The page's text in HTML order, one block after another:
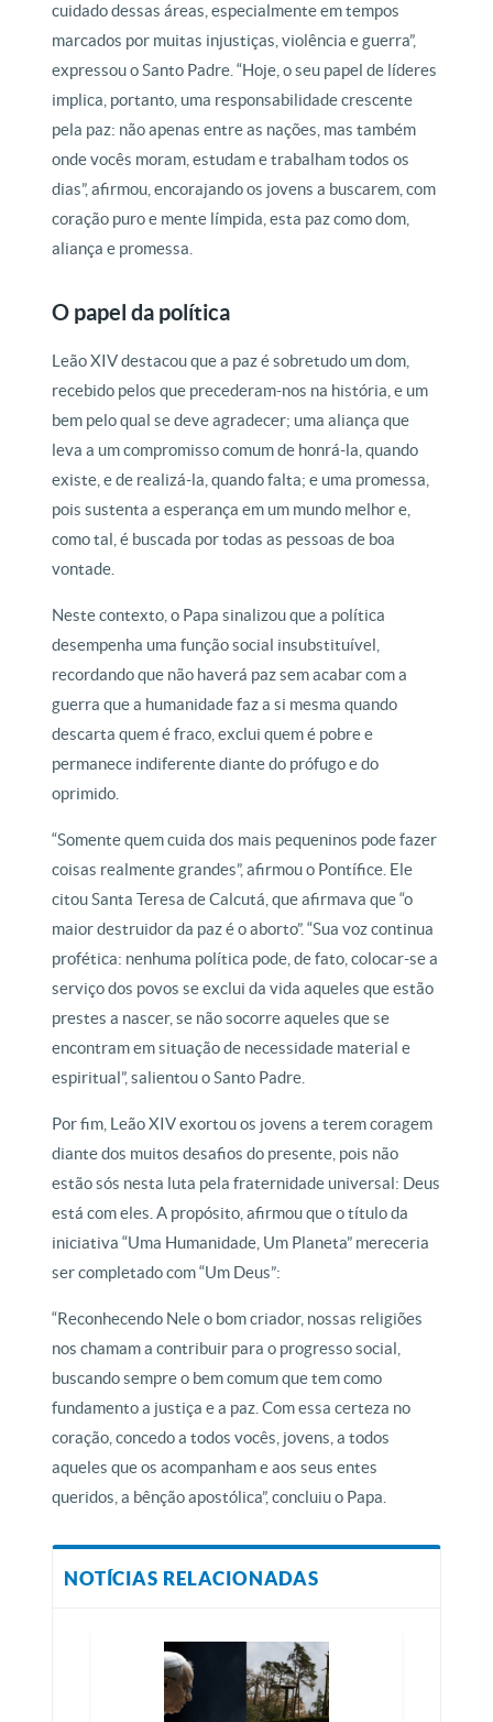
cuidado dessas áreas, especialmente em tempos
marcados por muitas injustiças, violência e guerra”,
expressou o Santo Padre. “Hoje, o seu papel de líderes
implica, portanto, uma responsabilidade crescente
pela paz: não apenas entre as nações, mas também
onde vocês moram, estudam e trabalham todos os
dias”, afirmou, encorajando os jovens a buscarem, com
coração puro e mente límpida, esta paz como dom,
aliança e promessa.
O papel da política
Leão XIV destacou que a paz é sobretudo um dom,
recebido pelos que precederam-nos na história, e um
bem pelo qual se deve agradecer; uma aliança que
leva a um compromisso comum de honrá-la, quando
existe, e de realizá-la, quando falta; e uma promessa,
pois sustenta a esperança em um mundo melhor e,
como tal, é buscada por todas as pessoas de boa
vontade.
Neste contexto, o Papa sinalizou que a política
desempenha uma função social insubstituível,
recordando que não haverá paz sem acabar com a
guerra que a humanidade faz a si mesma quando
descarta quem é fraco, exclui quem é pobre e
permanece indiferente diante do prófugo e do
oprimido.
“Somente quem cuida dos mais pequeninos pode fazer
coisas realmente grandes”, afirmou o Pontífice. Ele
citou Santa Teresa de Calcutá, que afirmava que “o
maior destruidor da paz é o aborto”. “Sua voz continua
profética: nenhuma política pode, de fato, colocar-se a
serviço dos povos se exclui da vida aqueles que estão
prestes a nascer, se não socorre aqueles que se
encontram em situação de necessidade material e
espiritual”, salientou o Santo Padre.
Por fim, Leão XIV exortou os jovens a terem coragem
diante dos muitos desafios do presente, pois não
estão sós nesta luta pela fraternidade universal: Deus
está com eles. A propósito, afirmou que o título da
iniciativa “Uma Humanidade, Um Planeta” mereceria
ser completado com “Um Deus”:
“Reconhecendo Nele o bom criador, nossas religiões
nos chamam a contribuir para o progresso social,
buscando sempre o bem comum que tem como
fundamento a justiça e a paz. Com essa certeza no
coração, concedo a todos vocês, jovens, a todos
aqueles que os acompanham e aos seus entes
queridos, a bênção apostólica”, concluiu o Papa.
NOTÍCIAS RELACIONADAS